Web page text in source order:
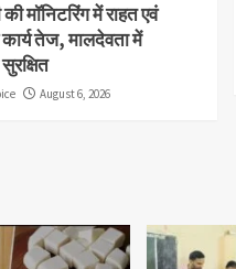
मॉनिटरिंग में राहत एवं
कार्य तेज, मालदेवता में
August 6, 2026